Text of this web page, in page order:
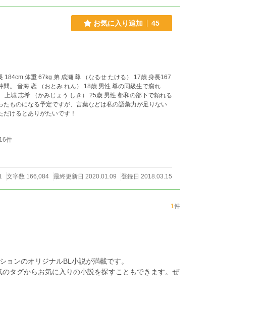
お気に入り追加 45
けるとありがたいです！
件
文字数 166,084 最終更新日 2020.01.09 登録日 2018.03.15
1件
ンのオリジナルBL小説が満載です。
のタグからお気に入りの小説を探すこともできます。ぜ